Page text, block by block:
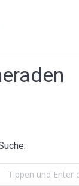
Search: